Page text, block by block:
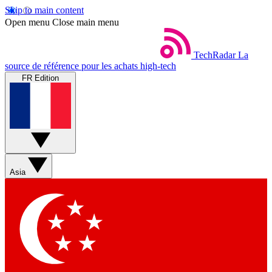
Skip to main content
Open menu Close main menu
TechRadar La
source de référence pour les achats high-tech
FR Edition
Asia